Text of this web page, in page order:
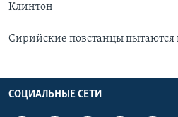
Клинтон
Сирийские повстанцы пытаются
СОЦИАЛЬНЫЕ СЕТИ